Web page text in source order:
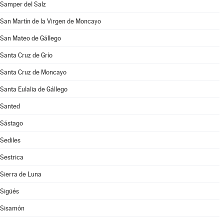
Samper del Salz
San Martín de la Virgen de Moncayo
San Mateo de Gállego
Santa Cruz de Grío
Santa Cruz de Moncayo
Santa Eulalia de Gállego
Santed
Sástago
Sediles
Sestrica
Sierra de Luna
Sigüés
Sisamón